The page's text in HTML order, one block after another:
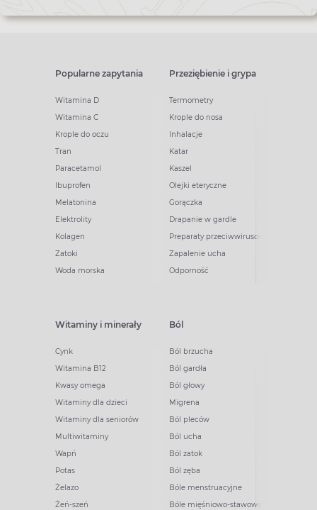
Popularne zapytania
Witamina D
Witamina C
Krople do oczu
Tran
Paracetamol
Ibuprofen
Melatonina
Elektrolity
Kolagen
Zatoki
Woda morska
Przeziębienie i grypa
Termometry
Krople do nosa
Inhalacje
Katar
Kaszel
Olejki eteryczne
Gorączka
Drapanie w gardle
Preparaty przeciwwirusowe
Zapalenie ucha
Odporność
Witaminy i minerały
Cynk
Witamina B12
Kwasy omega
Witaminy dla dzieci
Witaminy dla seniorów
Multiwitaminy
Wapń
Potas
Żelazo
Żeń-szeń
Ból
Ból brzucha
Ból gardła
Ból głowy
Migrena
Ból pleców
Ból ucha
Ból zatok
Ból zęba
Bóle menstruacyjne
Bóle mięśniowo-stawowe